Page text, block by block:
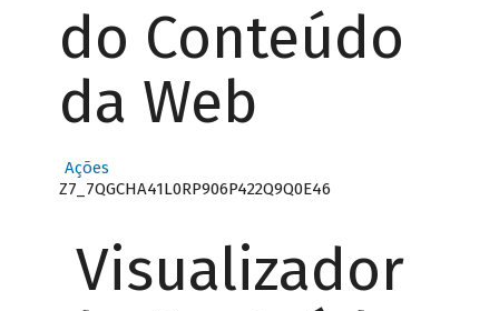
do Conteúdo
da Web
Ações
Z7_7QGCHA41L0RP906P422Q9Q0E46
Visualizador